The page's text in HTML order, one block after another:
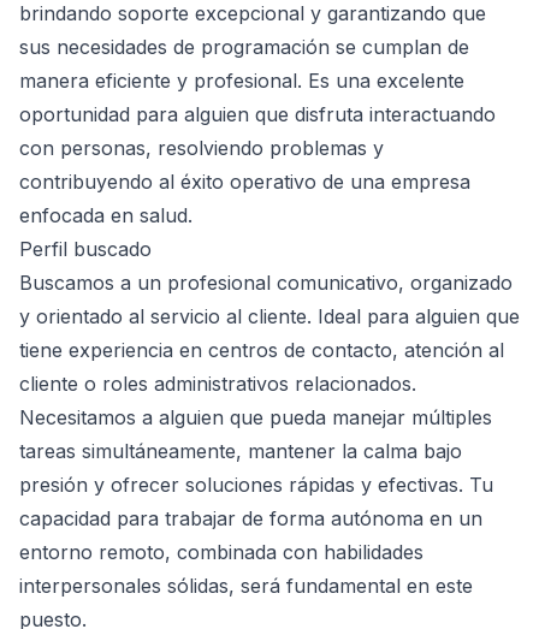
brindando soporte excepcional y garantizando que
sus necesidades de programación se cumplan de
manera eficiente y profesional. Es una excelente
oportunidad para alguien que disfruta interactuando
con personas, resolviendo problemas y
contribuyendo al éxito operativo de una empresa
enfocada en salud.
Perfil buscado
Buscamos a un profesional comunicativo, organizado
y orientado al servicio al cliente. Ideal para alguien que
tiene experiencia en centros de contacto, atención al
cliente o roles administrativos relacionados.
Necesitamos a alguien que pueda manejar múltiples
tareas simultáneamente, mantener la calma bajo
presión y ofrecer soluciones rápidas y efectivas. Tu
capacidad para trabajar de forma autónoma en un
entorno remoto, combinada con habilidades
interpersonales sólidas, será fundamental en este
puesto.